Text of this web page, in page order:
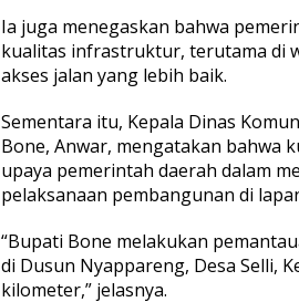
y
a
p
p
r
e
n
g
D
s
a
S
Ia juga menegaskan bahwa
kualitas infrastruktur, terutama di
akses jalan yang lebih baik.
Sementara itu, Kepala Dinas
Bone, Anwar, mengatakan bahwa
upaya pemerintah daerah dalam
pelaksanaan pembangunan di
“Bupati Bone melakukan
di Dusun Nyappareng, Desa Selli,
kilometer,” jelasnya.